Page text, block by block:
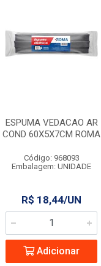
ESPUMA VEDACAO AR
COND 60X5X7CM ROMA
Código: 968093
Embalagem: UNIDADE
R$ 18,44/UN
Adicionar